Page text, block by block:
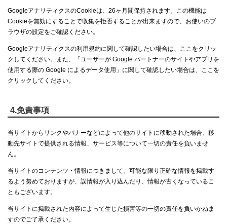
GoogleアナリティクスのCookieは、26ヶ月間保持されます。この機能は
Cookieを無効にすることで収集を拒否することが出来ますので、お使いのブ
ラウザの設定をご確認ください。
Googleアナリティクスの利用規約に関して確認したい場合は、ここをクリッ
クしてください。また、「ユーザーが Google パートナーのサイトやアプリを
使用する際の Google によるデータ使用」に関して確認したい場合は、ここを
クリックしてください。
4.免責事項
当サイトからリンクやバナーなどによって他のサイトに移動された場合、移
動先サイトで提供される情報、サービス等について一切の責任を負いませ
ん。
当サイトのコンテンツ・情報につきまして、可能な限り正確な情報を掲載す
るよう努めておりますが、誤情報が入り込んだり、情報が古くなっているこ
ともございます。
当サイトに掲載された内容によって生じた損害等の一切の責任を負いかねま
すのでご了承ください。